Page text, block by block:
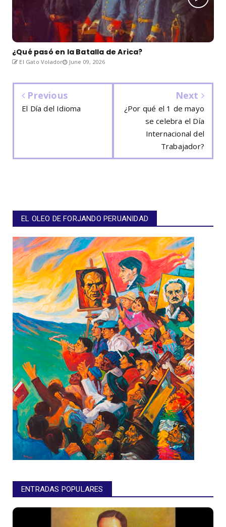
¿Qué pasó en la Batalla de Arica?
El Gato Volador June 09, 2026
Previous
El Día del Idioma
Next
¿Por qué el 1 de mayo
se celebra el Día
Internacional del
Trabajador?
EL OLEO DE FORJANDO PERUANIDAD
ENTRADAS POPULARES